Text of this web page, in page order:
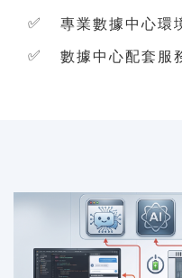
✅ 專業數據中心環
✅ 數據中心配套服